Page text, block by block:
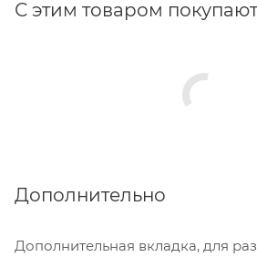
Антивандальный: нет
С этим товаром покупают
Дополнительно
Дополнительная вкладка, для